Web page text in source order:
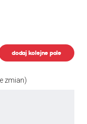
dodaj kolejne pole
zmian)